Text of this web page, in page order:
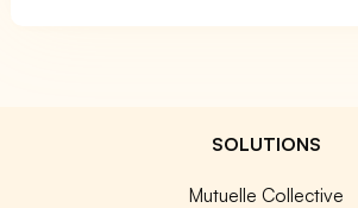
SOLUTIONS
Mutuelle Collective